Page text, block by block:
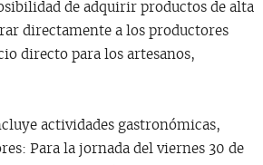
de adquirir productos de alta
directamente a los productores
directo para los artesanos,
actividades gastronómicas,
Para la jornada del viernes 30 de